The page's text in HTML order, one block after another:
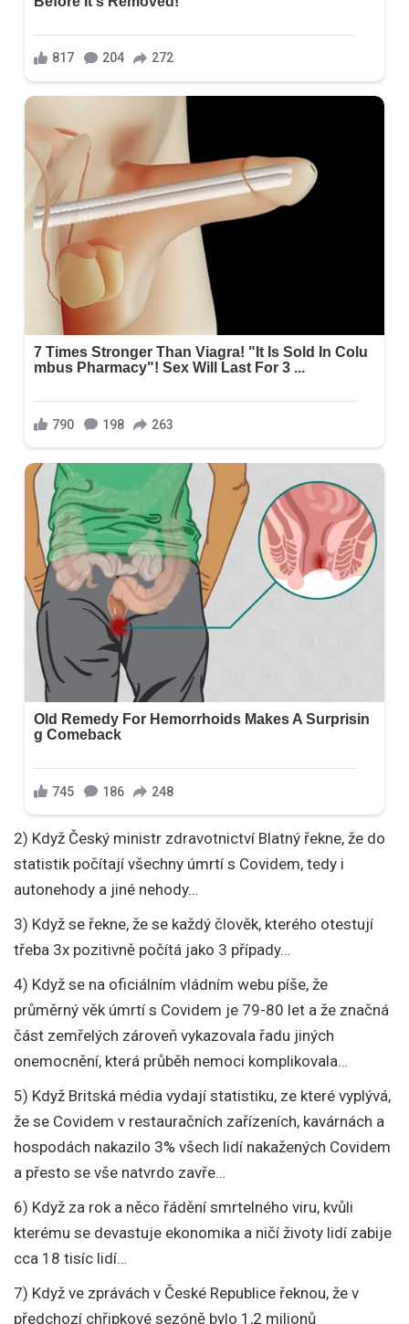
2) Když Český ministr zdravotnictví Blatný řekne, že do
statistik počítají všechny úmrtí s Covidem, tedy i
autonehody a jiné nehody…
3) Když se řekne, že se každý člověk, kterého otestují
třeba 3x pozitivně počítá jako 3 případy…
4) Když se na oficiálním vládním webu píše, že
průměrný věk úmrtí s Covidem je 79-80 let a že značná
část zemřelých zároveň vykazovala řadu jiných
onemocnění, která průběh nemoci komplikovala…
5) Když Britská média vydají statistiku, ze které vyplývá,
že se Covidem v restauračních zařízeních, kavárnách a
hospodách nakazilo 3% všech lidí nakažených Covidem
a přesto se vše natvrdo zavře…
6) Když za rok a něco řádění smrtelného viru, kvůli
kterému se devastuje ekonomika a ničí životy lidí zabije
cca 18 tisíc lidí…
7) Když ve zprávách v České Republice řeknou, že v
předchozí chřipkové sezóně bylo 1,2 milionů